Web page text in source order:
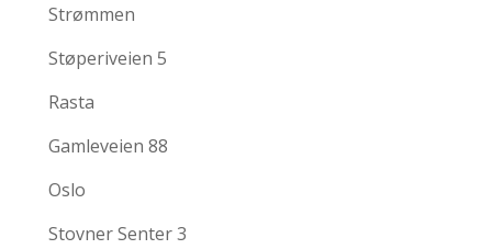
Strømmen
Støperiveien 5
Rasta
Gamleveien 88
Oslo
Stovner Senter 3